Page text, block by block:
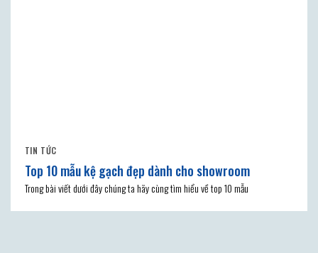
TIN TỨC
Top 10 mẫu kệ gạch đẹp dành cho showroom
Trong bài viết dưới đây chúng ta hãy cùng tìm hiểu về top 10 mẫu